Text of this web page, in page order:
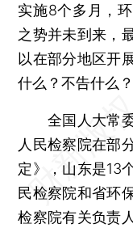
实施8个多月，
之势并未到来，
以在部分地区开
什么？不告什么
全国人大常委
人民检察院在部
定》，山东是13
民检察院和省环
检察院有关负责